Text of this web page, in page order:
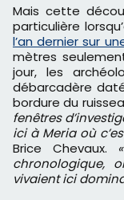
Mais cette découverte prend surtout une dimension
particulière
l’an dernier sur
mètres
jour, les
débarcadère
bordure du
fenêtres
ici à Meria où
Brice Chevaux.
chronologique,
vivaient ici